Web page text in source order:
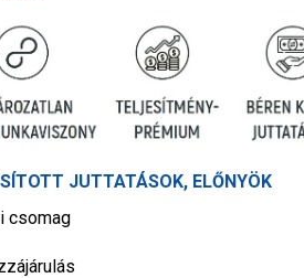
JUTTATÁSOK, ELŐNYÖK
csomag